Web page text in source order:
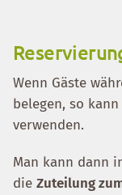
Wenn Gäste
belegen, so
verwenden.
Man kann dann
die Zuteilung